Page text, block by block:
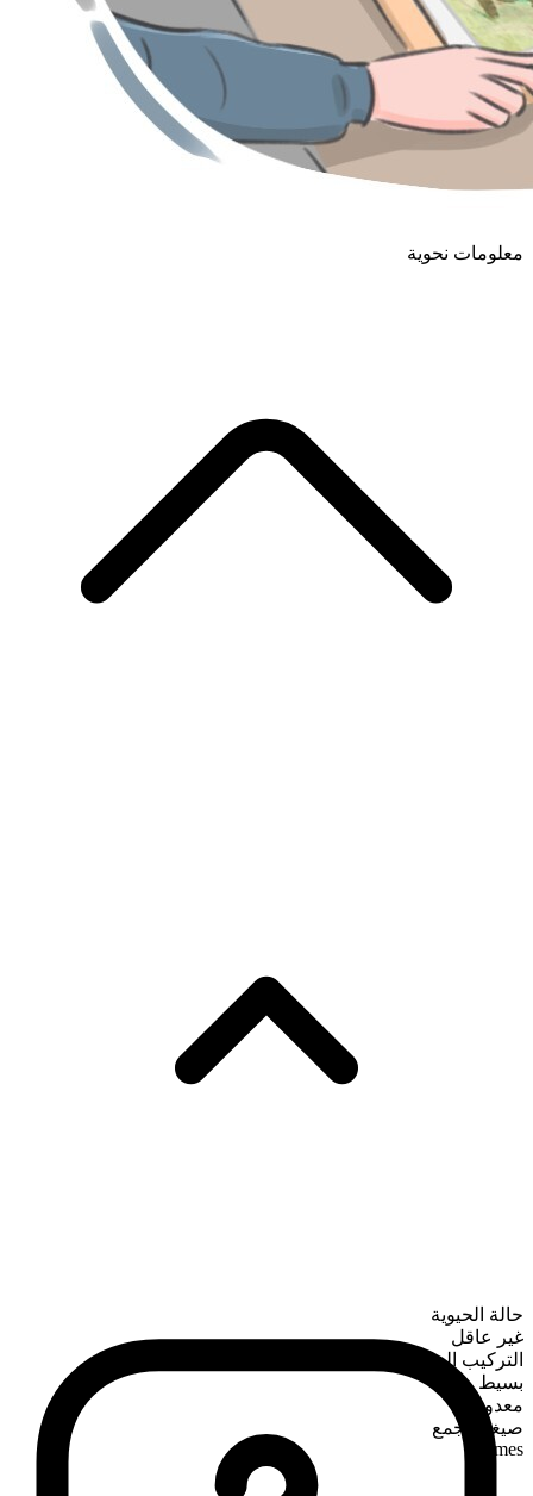
معلومات نحوية
حالة الحيوية
غير عاقل
التركيب الصرفي
بسيط
معدود
صيغة الجمع
frames